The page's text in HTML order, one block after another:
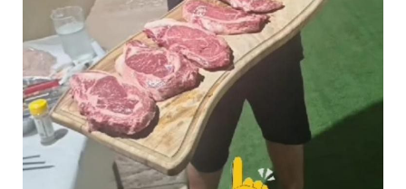
אסף ממן. צילום: פרטי